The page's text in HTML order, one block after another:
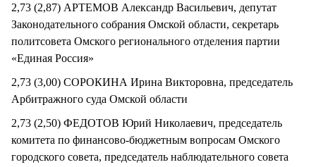
2,73 (2,87) АРТЕМОВ Александр Васильевич, депутат
Законодательного собрания Омской области, секретарь
политсовета Омского регионального отделения партии
«Единая Россия»
2,73 (3,00) СОРОКИНА Ирина Викторовна, председатель
Арбитражного суда Омской области
2,73 (2,50) ФЕДОТОВ Юрий Николаевич, председатель
комитета по финансово-бюджетным вопросам Омского
городского совета, председатель наблюдательного совета